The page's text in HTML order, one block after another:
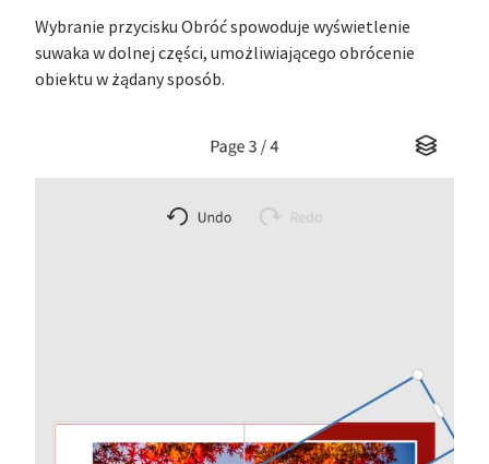
Wybranie przycisku Obróć spowoduje wyświetlenie
suwaka w dolnej części, umożliwiającego obrócenie
obiektu w żądany sposób.